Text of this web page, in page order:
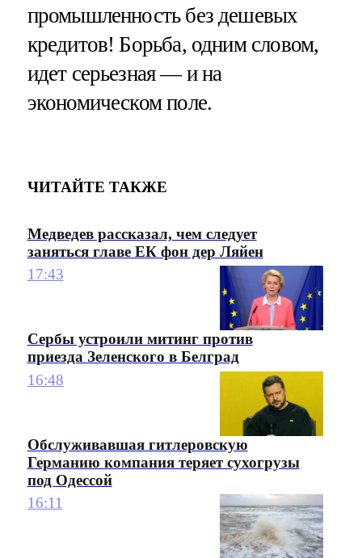
промышленность без дешевых
кредитов! Борьба, одним словом,
идет серьезная — и на
экономическом поле.
ЧИТАЙТЕ ТАКЖЕ
Медведев рассказал, чем следует
заняться главе ЕК фон дер Ляйен
17:43
Сербы устроили митинг против
приезда Зеленского в Белград
16:48
Обслуживавшая гитлеровскую
Германию компания теряет сухогрузы
под Одессой
16:11